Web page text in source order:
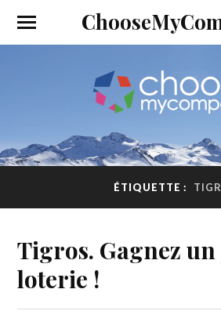
ÉTIQUETTE :
Tigros. Gagnez
loterie !